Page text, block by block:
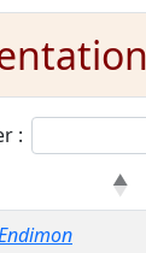
: